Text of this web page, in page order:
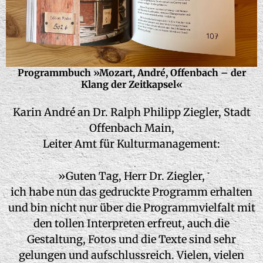
Programmbuch »Mozart, André, Offenbach – der
Klang der Zeitkapsel«
Karin André an Dr. Ralph Philipp Ziegler, Stadt
Offenbach Main,
Leiter Amt für Kulturmanagement:
»Guten Tag, Herr Dr. Ziegler,
ich habe nun das gedruckte Programm erhalten
und bin nicht nur über die Programmvielfalt mit
den tollen Interpreten erfreut, auch die
Gestaltung, Fotos und die Texte sind sehr
gelungen und aufschlussreich. Vielen, vielen